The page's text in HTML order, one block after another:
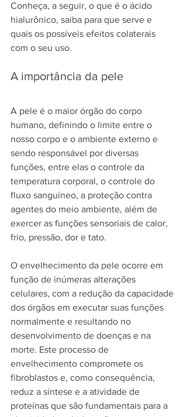
Conheça, a seguir, o que é o ácido
hialurônico, saiba para que serve e
quais os possíveis efeitos colaterais
com o seu uso.
A importância da pele
A pele é o maior órgão do corpo
humano, definindo o limite entre o
nosso corpo e o ambiente externo e
sendo responsável por diversas
funções, entre elas o controle da
temperatura corporal, o controle do
fluxo sanguíneo, a proteção contra
agentes do meio ambiente, além de
exercer as funções sensoriais de calor,
frio, pressão, dor e tato.
O envelhecimento da pele ocorre em
função de inúmeras alterações
celulares, com a redução da capacidade
dos órgãos em executar suas funções
normalmente e resultando no
desenvolvimento de doenças e na
morte. Este processo de
envelhecimento compromete os
fibroblastos e, como consequência,
reduz a síntese e a atividade de
proteínas que são fundamentais para a